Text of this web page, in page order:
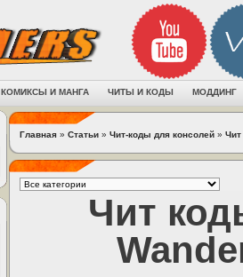
КОМИКСЫ И МАНГА ЧИТЫ И КОДЫ МОДДИНГ
Главная » Статьи » Чит-коды для консолей » Чит
Чит